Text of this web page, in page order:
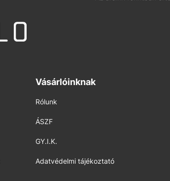
Vásárlóinknak
Rólunk
ÁSZF
GY.I.K.
Adatvédelmi tájékoztató